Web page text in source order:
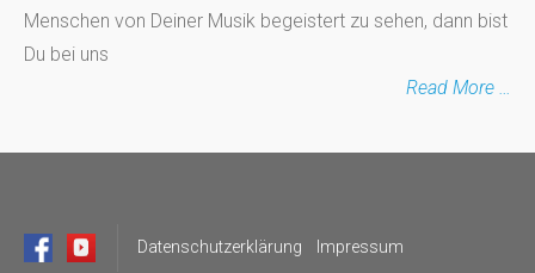
Menschen von Deiner Musik begeistert zu sehen, dann bist
Du bei uns
Read More …
Datenschutzerklärung Impressum